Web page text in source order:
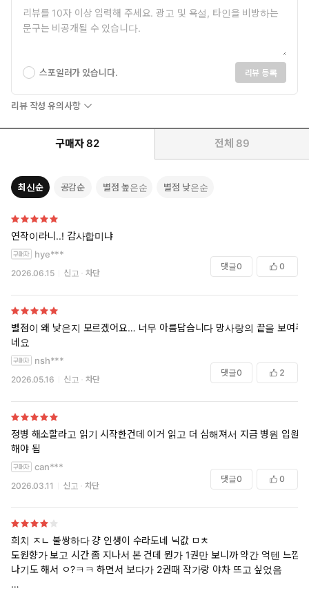
스포일러가 있습니다. 리뷰 등록
리뷰 작성 유의사항
구매자 82 전체 89
최신순 공감순 별점 높은순 별점 낮은순
연작이라니..! 감사합미냐
hye***
2026.06.15 신고 차단
댓글0 0
별점이 왜 낮은지 모르겠어요… 너무 아름답습니다 망사랑의 끝을 보여주
네요
nsh***
2026.05.16 신고 차단
댓글0 2
정병 해소할라고 읽기 시작한건데 이거 읽고 더 심해져서 지금 병원 입원
해야 됨
can***
2026.03.11 신고 차단
댓글0 0
희치 ㅈㄴ 불쌍하다 걍 인생이 수라도네 닉값 ㅁㅊ
도원향가 보고 시간 좀 지나서 본 건데 뭔가 1권만 보니까 약간 억텐 느낌
나기도 해서 ㅇ?ㅋㅋ 하면서 보다가 2권때 작가랑 야차 뜨고 싶었음